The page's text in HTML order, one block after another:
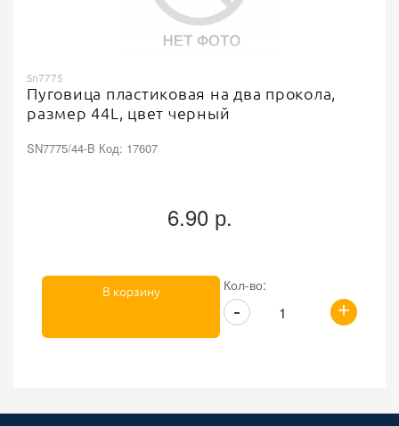
Sn7775
Пуговица пластиковая на два прокола,
размер 44L, цвет черный
SN7775/44-B Код: 17607
6.90 р.
Кол-во:
+
-
В корзину